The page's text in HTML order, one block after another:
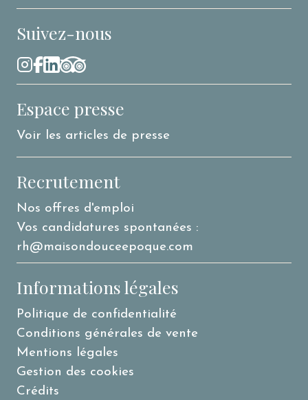
Suivez-nous
Espace presse
Voir les articles de presse
Recrutement
Nos offres d'emploi
Vos candidatures spontanées :
rh@maisondouceepoque.com
Informations légales
Politique de confidentialité
Conditions générales de vente
Mentions légales
Gestion des cookies
Crédits